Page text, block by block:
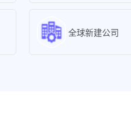
全球新建公司